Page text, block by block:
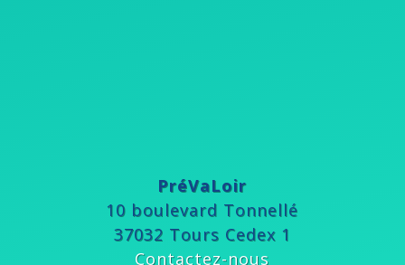
PréVaLoir
10 boulevard Tonnellé
37032 Tours Cedex 1
Contactez-nous